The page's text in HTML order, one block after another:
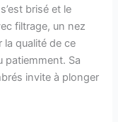
brisé et le
filtrage, un nez
la qualité de ce
patiemment. Sa
invite à plonger